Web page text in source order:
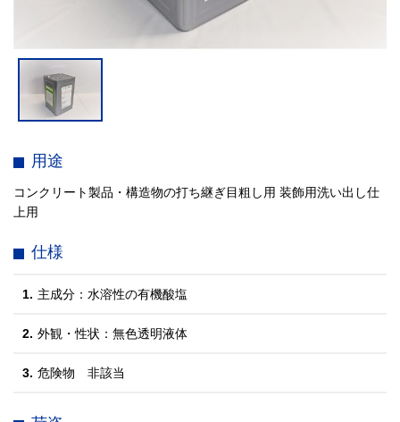
用途
コンクリート製品・構造物の打ち継ぎ目粗し用 装飾用洗い出し仕
上用
仕様
1. 主成分：水溶性の有機酸塩
2. 外観・性状：無色透明液体
3. 危険物 非該当